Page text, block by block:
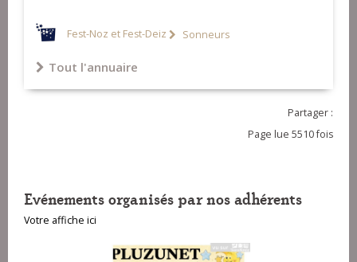
Fest-Noz et Fest-Deiz Sonneurs
Tout l'annuaire
Partager :
Page lue 5510 fois
Evénements organisés par nos adhérents
Votre affiche ici